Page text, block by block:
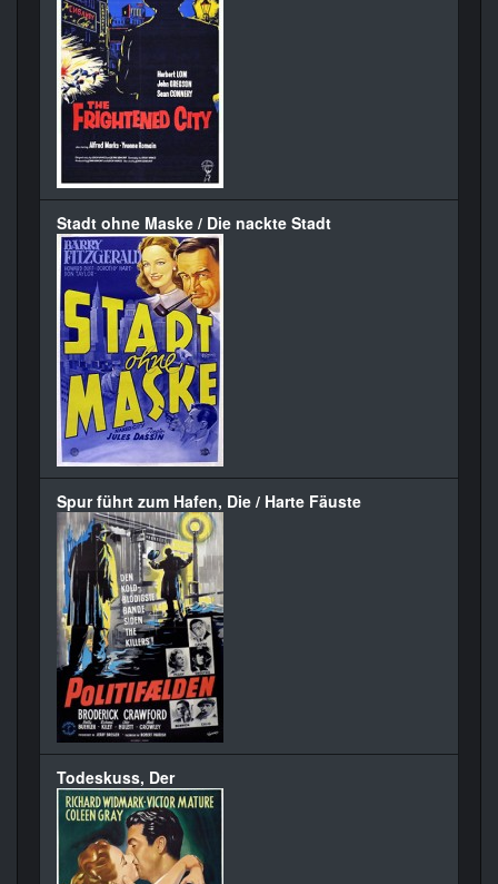
Stadt ohne Maske / Die nackte Stadt
Spur führt zum Hafen, Die / Harte Fäuste
Todeskuss, Der